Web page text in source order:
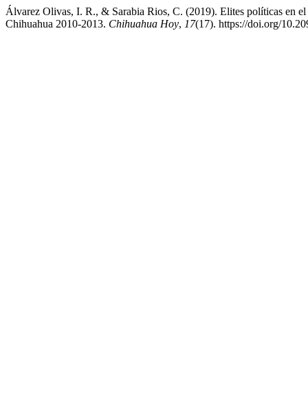
Álvarez Olivas, I. R., & Sarabia Rios, C. (2019). Elites políticas en
Chihuahua 2010-2013. Chihuahua Hoy, 17(17). https://doi.org/